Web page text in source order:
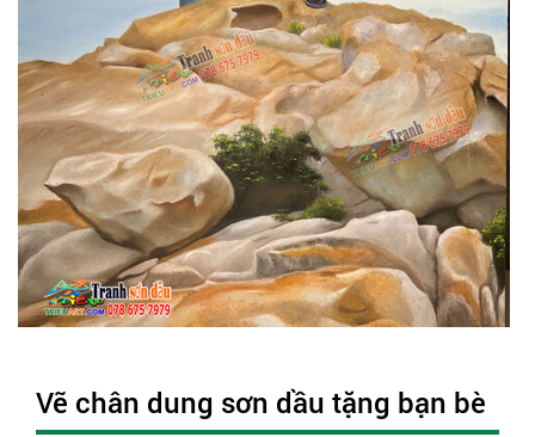
Vẽ chân dung sơn dầu tặng bạn bè